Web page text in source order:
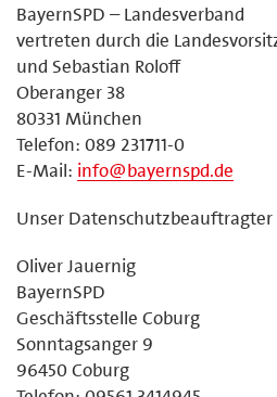
BayernSPD – Landesverband
vertreten durch die
und Sebastian Roloff
Oberanger 38
80331 München
Telefon: 089 231711-0
E-Mail: info@bayernspd.de
Unser Datenschutzbeauftragter
Oliver Jauernig
BayernSPD
Geschäftsstelle Coburg
Sonntagsanger 9
96450 Coburg